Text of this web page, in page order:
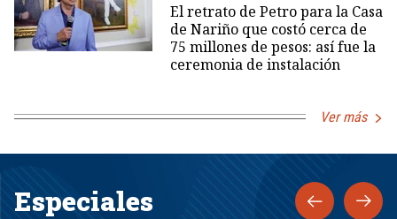
El retrato de Petro para la Casa
de Nariño que costó cerca de
75 millones de pesos: así fue la
ceremonia de instalación
Ver más
Especiales